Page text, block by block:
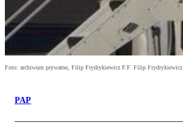
Foto: archiwum prywatne, Filip Frydrykiewicz F.F. Filip Frydrykiewicz
PAP